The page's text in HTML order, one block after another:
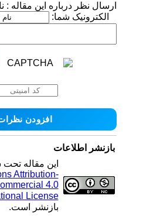
ارسال نظر درباره این مقاله :
الکترونیک شما:
بازنشر اطلاعات
این مقاله تحت
Attribution-
4.0
License
بازنشر است.